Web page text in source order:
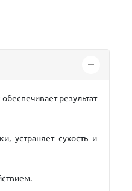
обеспечивает результат
устраняет сухость и